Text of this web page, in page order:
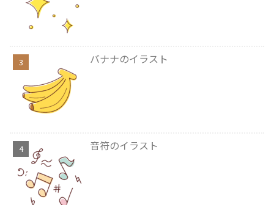
バナナのイラスト
音符のイラスト